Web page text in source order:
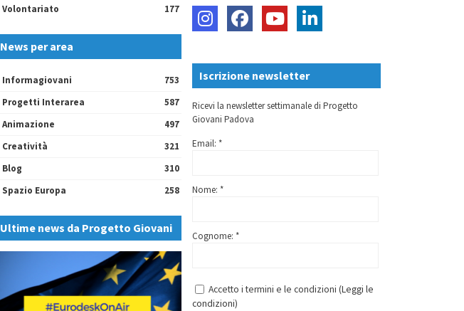
Volontariato
177
News per area
Informagiovani
753
Progetti Interarea
587
Animazione
497
Creatività
321
Blog
310
Spazio Europa
258
Ultime news da Progetto Giovani
Iscrizione newsletter
Ricevi la newsletter settimanale di Progetto
Giovani Padova
Email: *
Nome: *
Cognome: *
Accetto i termini e le condizioni (Leggi le
condizioni)